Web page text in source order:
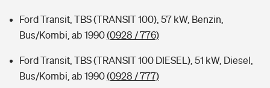
Ford Transit, TBS (TRANSIT 100), 57 kW, Benzin,
Bus/Kombi, ab 1990(0928 / 776)
Ford Transit, TBS (TRANSIT 100 DIESEL), 51 kW, Diesel,
Bus/Kombi, ab 1990(0928 / 777)